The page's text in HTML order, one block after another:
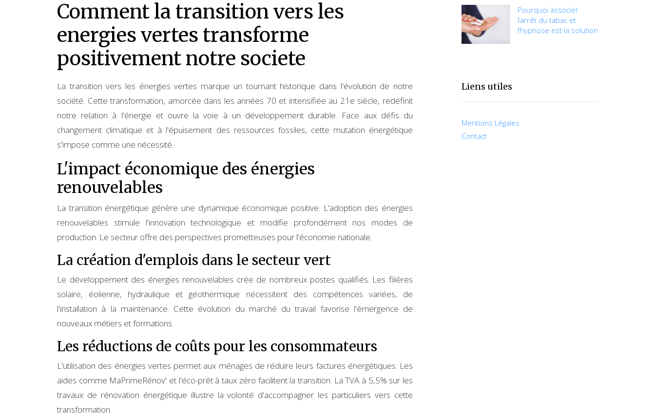
Comment la transition vers les
energies vertes transforme
positivement notre societe
La transition vers les énergies vertes marque un tournant historique dans l'évolution de notre
société. Cette transformation, amorcée dans les années 70 et intensifiée au 21e siècle, redéfinit
notre relation à l'énergie et ouvre la voie à un développement durable. Face aux défis du
changement climatique et à l'épuisement des ressources fossiles, cette mutation énergétique
s'impose comme une nécessité.
L'impact économique des énergies
renouvelables
La transition énergétique génère une dynamique économique positive. L'adoption des énergies
renouvelables stimule l'innovation technologique et modifie profondément nos modes de
production. Le secteur offre des perspectives prometteuses pour l'économie nationale.
La création d'emplois dans le secteur vert
Le développement des énergies renouvelables crée de nombreux postes qualifiés. Les filières
solaire, éolienne, hydraulique et géothermique nécessitent des compétences variées, de
l'installation à la maintenance. Cette évolution du marché du travail favorise l'émergence de
nouveaux métiers et formations.
Les réductions de coûts pour les consommateurs
L'utilisation des énergies vertes permet aux ménages de réduire leurs factures énergétiques. Les
aides comme MaPrimeRénov' et l'éco-prêt à taux zéro facilitent la transition. La TVA à 5,5% sur les
travaux de rénovation énergétique illustre la volonté d'accompagner les particuliers vers cette
transformation.
Pourquoi associer
l’arrêt du tabac et
l’hypnose est la solution
Liens utiles
Mentions Légales
Contact